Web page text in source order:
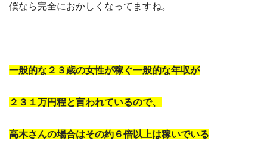
僕なら完全におかしくなってますね。
一般的な２３歳の女性が稼ぐ一般的な年収が
２３１万円程と言われているので、
高木さんの場合はその約６倍以上は稼いでいる